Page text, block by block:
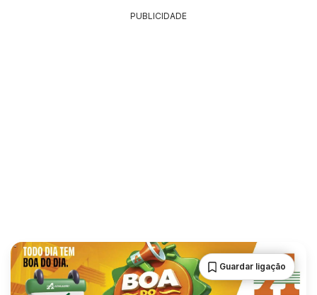
PUBLICIDADE
Guardar ligação